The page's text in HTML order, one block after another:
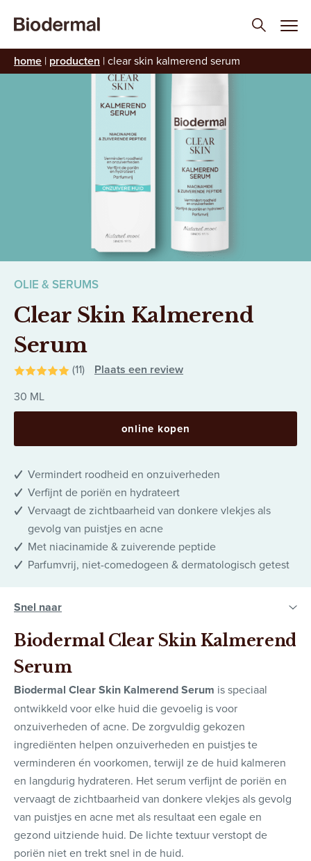
home | producten |clear skin kalmerend serum
OLIE & SERUMS
Clear Skin Kalmerend
Serum
(11) Plaats een review
30 ML
online kopen
Vermindert roodheid en onzuiverheden
Verfijnt de poriën en hydrateert
Vervaagt de zichtbaarheid van donkere vlekjes als
gevolg van puistjes en acne
Met niacinamide & zuiverende peptide
Parfumvrij, niet-comedogeen & dermatologisch getest
Biodermal Clear Skin Kalmerend
Serum
Biodermal ClearSkin Kalmerend Serum is speciaal
ontwikkeld voor elke huid die gevoelig is voor
onzuiverheden of acne. De zorgvuldig gekozen
ingrediënten helpen onzuiverheden en puistjes te
verminderen én voorkomen, terwijl ze de huid kalmeren
en langdurig hydrateren. Het serum verfijnt de poriën en
vervaagt de zichtbaarheid van donkere vlekjes als gevolg
van puistjes en acne met als resultaat een egale en
gezond uitziende huid. De lichte textuur verstopt de
poriën niet en trekt snel in de huid.